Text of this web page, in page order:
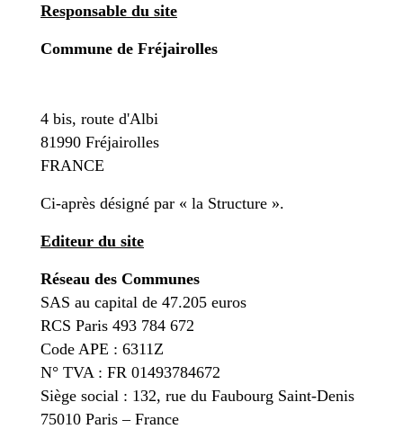
Responsable du site
Commune de Fréjairolles
4 bis, route d'Albi
81990 Fréjairolles
FRANCE
Ci-après désigné par « la Structure ».
Editeur du site
Réseau des Communes
SAS au capital de 47.205 euros
RCS Paris 493 784 672
Code APE : 6311Z
N° TVA : FR 01493784672
Siège social : 132, rue du Faubourg Saint-Denis
75010 Paris – France